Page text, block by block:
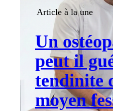
Article à la une
Un
peut il
tendinite
moyen